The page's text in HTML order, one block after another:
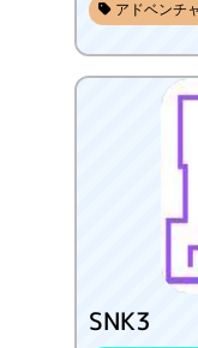
アドベンチ
SNK3